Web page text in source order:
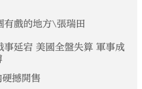
有戲的地方\張瑞田
延宕 美國全盤失算 軍事成
撼開售